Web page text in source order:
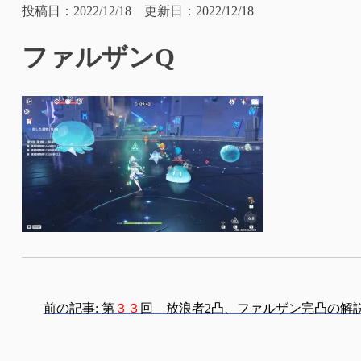
投稿日：2022/12/18 更新日：2022/12/18
ファルザンQ
投前の記事: 第３３ 回 放浪者2凸、ファルザン完凸の解